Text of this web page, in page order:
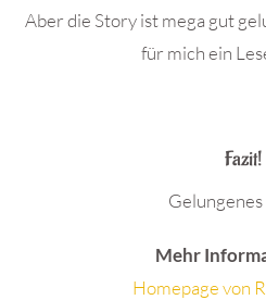
Aber die Story ist mega gut
für mich ein
Fazit!
Mehr
Homepage von